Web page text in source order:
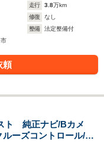
走行 3.8万km
修復
なし
整備
法定整備付
頼
ト 純正ナビ/Bカメ
ーズコントロール/ブ
ックピット/レーンキー